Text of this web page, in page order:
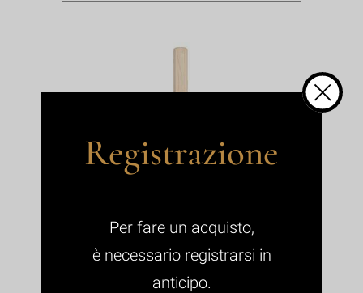
Registrazione
Per fare un acquisto,
è necessario registrarsi in
anticipo.